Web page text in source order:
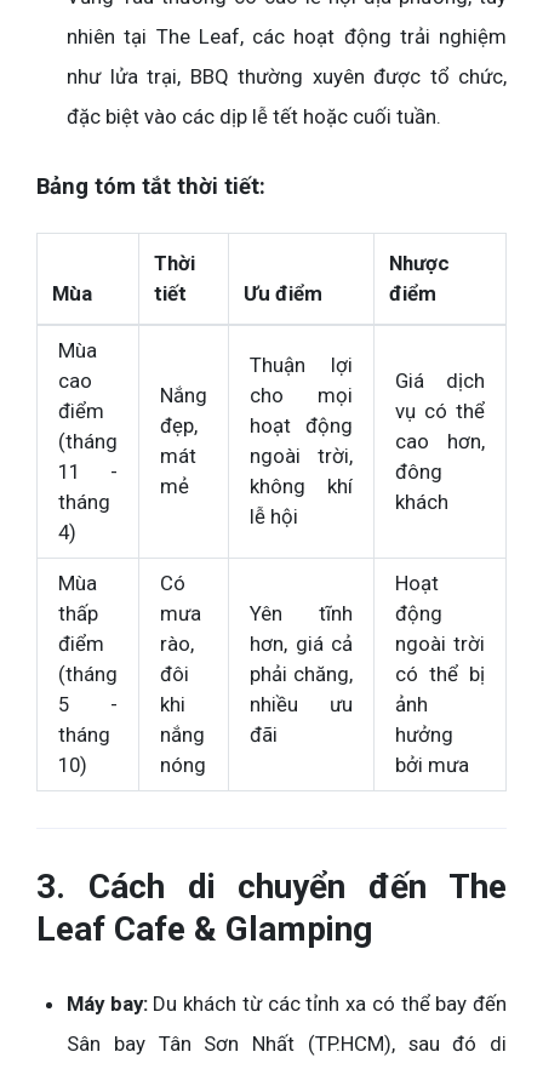
nhiên tại The Leaf, các hoạt động trải nghiệm
như lửa trại, BBQ thường xuyên được tổ chức,
đặc biệt vào các dịp lễ tết hoặc cuối tuần.
Bảng tóm tắt thời tiết:
Mùa
Thời
tiết
Ưu điểm
Nhược
điểm
Mùa
cao
điểm
(tháng
11 -
tháng
4)
Nắng
đẹp,
mát
mẻ
Thuận lợi
cho mọi
hoạt động
ngoài trời,
không khí
lễ hội
Giá dịch
vụ có thể
cao hơn,
đông
khách
Mùa
thấp
điểm
(tháng
5 -
tháng
10)
Có
mưa
rào,
đôi
khi
nắng
nóng
Yên tĩnh
hơn, giá cả
phải chăng,
nhiều ưu
đãi
Hoạt
động
ngoài trời
có thể bị
ảnh
hưởng
bởi mưa
3. Cách di chuyển đến The
Leaf Cafe & Glamping
Máy bay:Du khách từ các tỉnh xa có thể bay đến
Sân bay Tân Sơn Nhất (TP.HCM), sau đó di